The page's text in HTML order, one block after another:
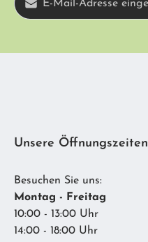
Unsere Öffnungszeiten
Besuchen Sie uns:
Montag - Freitag
10:00 - 13:00 Uhr
14:00 - 18:00 Uhr